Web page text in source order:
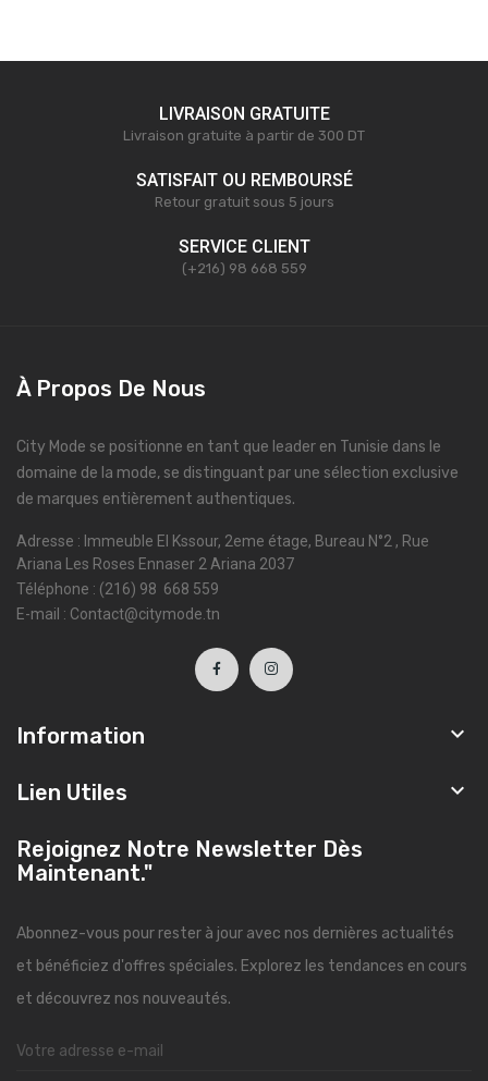
LIVRAISON GRATUITE
Livraison gratuite à partir de 300 DT
SATISFAIT OU REMBOURSÉ
Retour gratuit sous 5 jours
SERVICE CLIENT
(+216) 98 668 559
À Propos De Nous
City Mode se positionne en tant que leader en Tunisie dans le
domaine de la mode, se distinguant par une sélection exclusive
de marques entièrement authentiques.
Adresse : Immeuble El Kssour, 2eme étage, Bureau N°2 , Rue
Ariana Les Roses Ennaser 2 Ariana 2037
Téléphone : (216) 98 668 559
E-mail : Contact@citymode.tn
Information 
Lien Utiles 
Rejoignez Notre Newsletter Dès
Maintenant."
Abonnez-vous pour rester à jour avec nos dernières actualités
et bénéficiez d'offres spéciales. Explorez les tendances en cours
et découvrez nos nouveautés.